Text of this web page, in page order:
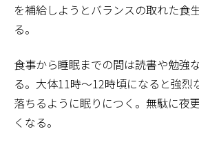
を補給しようとバランスの取れた食
る。
食事から睡眠までの間は読書や勉強
る。大体11時～12時頃になると強烈
落ちるように眠りにつく。無駄に夜
くなる。